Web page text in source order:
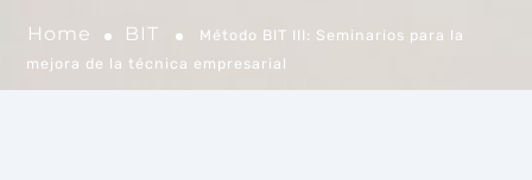
Home BIT
Método BIT III: Seminarios para la
mejora de la técnica empresarial